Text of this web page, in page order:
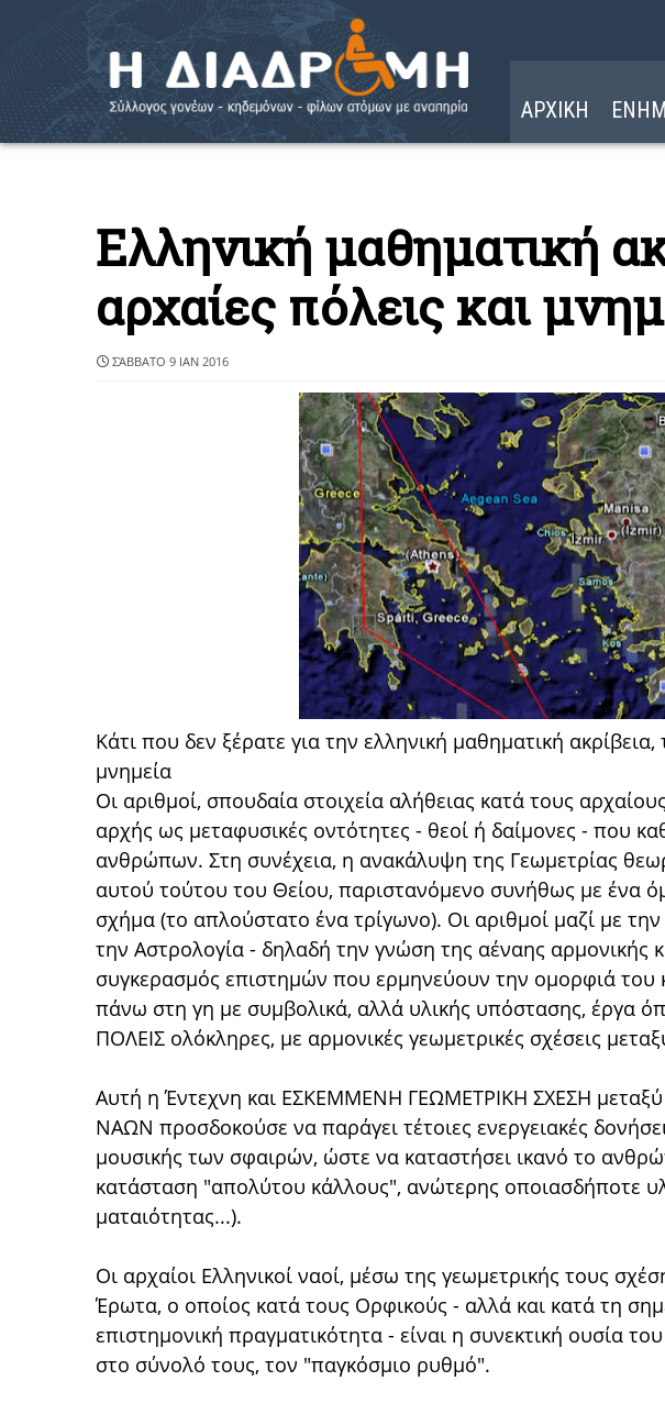
ΑΡΧΙΚΗ
Ελληνική μαθηματική
αρχαίες πόλεις και
ΣΆΒΒΑΤΟ 9 ΙΑΝ 2016
Κάτι που δεν ξέρατε για την ελληνική μαθηματική ακρίβεια,
μνημεία
Οι αριθμοί, σπουδαία στοιχεία αλήθειας κατά τους
αρχής ως μεταφυσικές οντότητες - θεοί ή δαίμονες - που
ανθρώπων. Στη συνέχεια, η ανακάλυψη της Γεωμετρίας
αυτού τούτου του Θείου, παριστανόμενο συνήθως με ένα
σχήμα (το απλούστατο ένα τρίγωνο). Οι αριθμοί μαζί με
την Αστρολογία - δηλαδή την γνώση της αέναης αρμονικής
συγκερασμός επιστημών που ερμηνεύουν την ομορφιά
πάνω στη γη με συμβολικά, αλλά υλικής υπόστασης, έργα
ΠΟΛΕΙΣ ολόκληρες, με αρμονικές γεωμετρικές σχέσεις
Αυτή η Έντεχνη και ΕΣΚΕΜΜΕΝΗ ΓΕΩΜΕΤΡΙΚΗ ΣΧΕΣΗ
ΝΑΩΝ προσδοκούσε να παράγει τέτοιες ενεργειακές
μουσικής των σφαιρών, ώστε να καταστήσει ικανό το
κατάσταση "απολύτου κάλλους", ανώτερης οποιασδήποτε
ματαιότητας...).
Οι αρχαίοι Ελληνικοί ναοί, μέσω της γεωμετρικής τους
Έρωτα, ο οποίος κατά τους Ορφικούς - αλλά και κατά τη
επιστημονική πραγματικότητα - είναι η συνεκτική ουσία
στο σύνολό τους, τον "παγκόσμιο ρυθμό".